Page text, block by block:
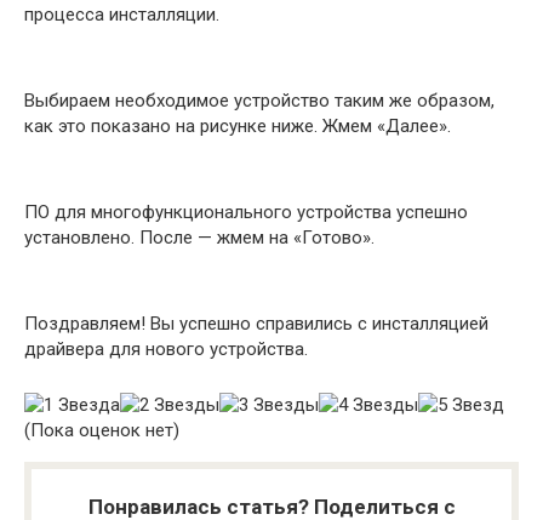
процесса инсталляции.
Выбираем необходимое устройство таким же образом,
как это показано на рисунке ниже. Жмем «Далее».
ПО для многофункционального устройства успешно
установлено. После — жмем на «Готово».
Поздравляем! Вы успешно справились с инсталляцией
драйвера для нового устройства.
(Пока оценок нет)
Понравилась статья? Поделиться с